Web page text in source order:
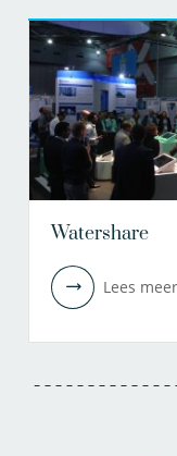
Watershare
Lees meer